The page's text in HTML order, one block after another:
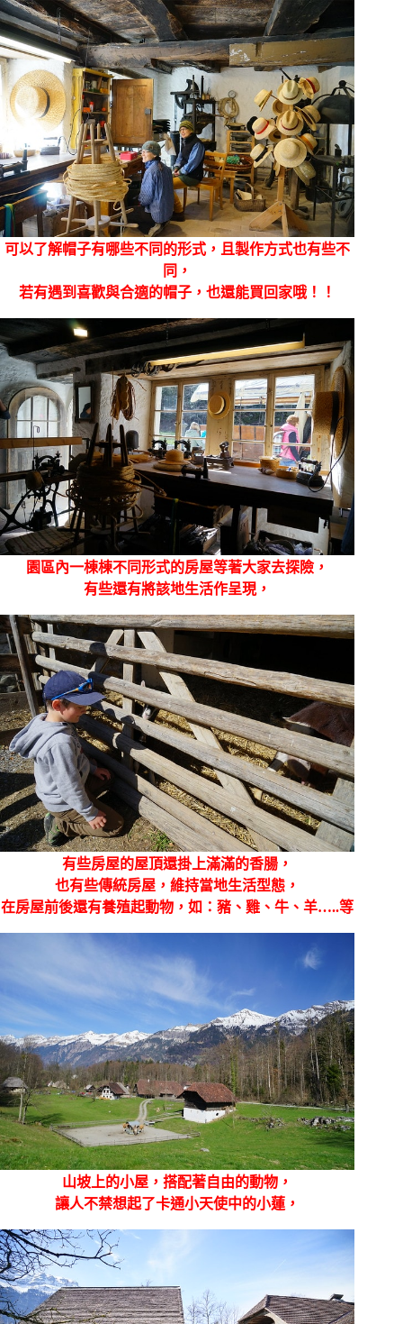
可以了解帽子有哪些不同的形式，且製作方式也有些不
同，
若有遇到喜歡與合適的帽子，也還能買回家哦！！
園區內一棟棟不同形式的房屋等著大家去探險，
有些還有將該地生活作呈現，
有些房屋的屋頂還掛上滿滿的香腸，
也有些傳統房屋，維持當地生活型態，
在房屋前後還有養殖起動物，如：豬、雞、牛、羊…..等
山坡上的小屋，搭配著自由的動物，
讓人不禁想起了卡通小天使中的小蓮，